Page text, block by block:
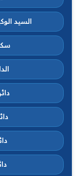
السيد